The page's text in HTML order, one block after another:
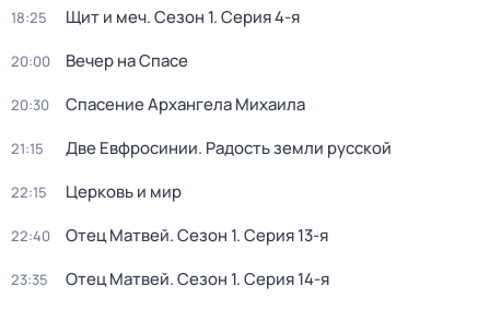
18:25 Щит и меч. Сезон 1. Серия 4-я
20:00 Вечер на Спасе
20:30 Спасение Архангела Михаила
21:15 Две Евфросинии. Радость земли русской
22:15 Церковь и мир
22:40 Отец Матвей. Сезон 1. Серия 13-я
23:35 Отец Матвей. Сезон 1. Серия 14-я